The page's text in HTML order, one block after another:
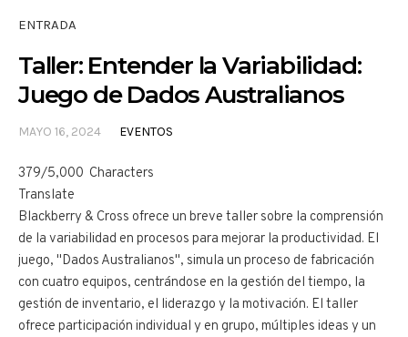
ENTRADA
Taller: Entender la Variabilidad:
Juego de Dados Australianos
MAYO 16, 2024 EVENTOS
379/5,000 Characters
Translate
Blackberry & Cross ofrece un breve taller sobre la comprensión
de la variabilidad en procesos para mejorar la productividad. El
juego, "Dados Australianos", simula un proceso de fabricación
con cuatro equipos, centrándose en la gestión del tiempo, la
gestión de inventario, el liderazgo y la motivación. El taller
ofrece participación individual y en grupo, múltiples ideas y un